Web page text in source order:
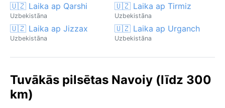
🇺🇿 Laika ap Qarshi
Uzbekistāna
🇺🇿 Laika ap Tirmiz
Uzbekistāna
🇺🇿 Laika ap Jizzax
Uzbekistāna
🇺🇿 Laika ap Urganch
Uzbekistāna
Tuvākās pilsētas Navoiy (līdz 300
km)